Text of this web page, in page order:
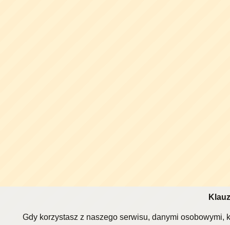
Gdy korzystasz z naszego serwisu, danymi osobowymi,